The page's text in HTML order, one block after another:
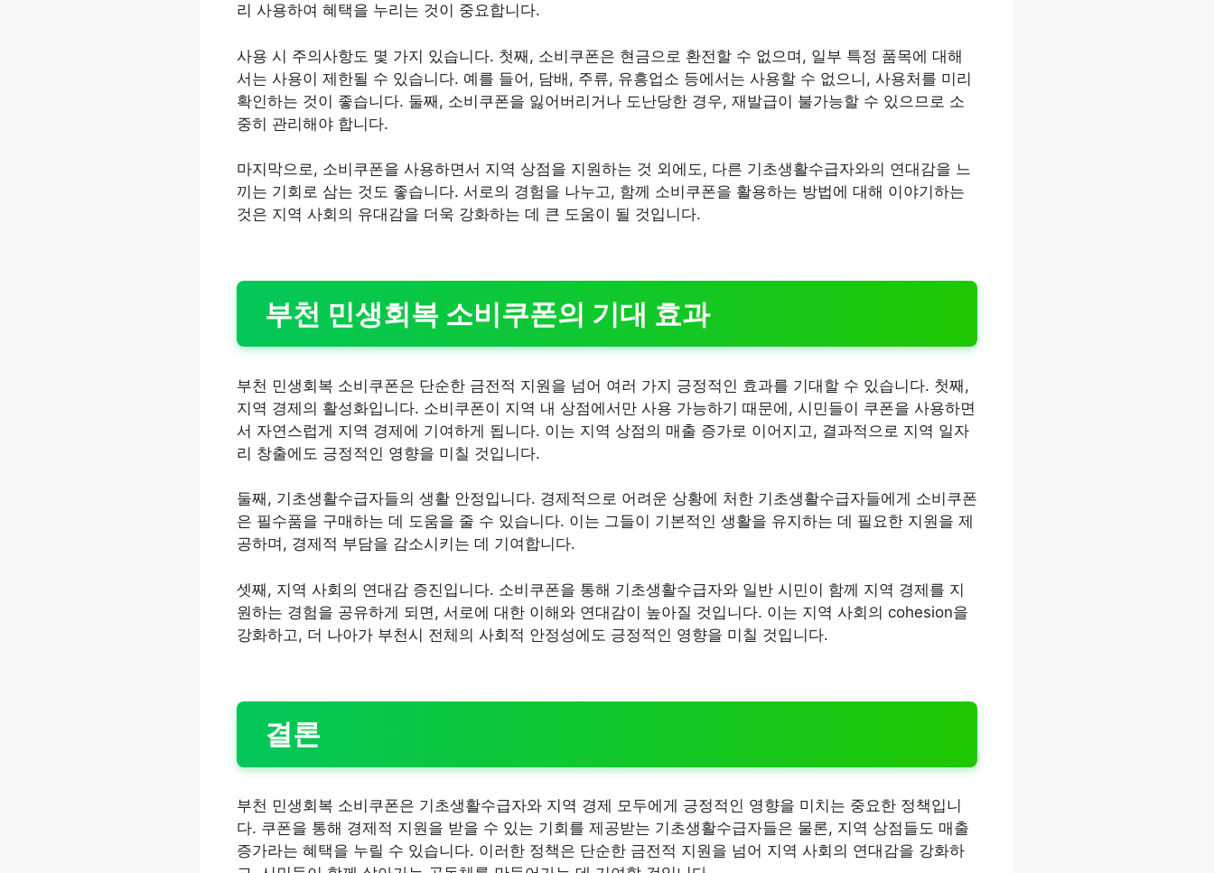
리 사용하여 혜택을 누리는 것이 중요합니다.
사용 시 주의사항도 몇 가지 있습니다. 첫째, 소비쿠폰은 현금으로 환전할 수 없으며, 일부 특정 품목에 대해
서는 사용이 제한될 수 있습니다. 예를 들어, 담배, 주류, 유흥업소 등에서는 사용할 수 없으니, 사용처를 미리
확인하는 것이 좋습니다. 둘째, 소비쿠폰을 잃어버리거나 도난당한 경우, 재발급이 불가능할 수 있으므로 소
중히 관리해야 합니다.
마지막으로, 소비쿠폰을 사용하면서 지역 상점을 지원하는 것 외에도, 다른 기초생활수급자와의 연대감을 느
끼는 기회로 삼는 것도 좋습니다. 서로의 경험을 나누고, 함께 소비쿠폰을 활용하는 방법에 대해 이야기하는
것은 지역 사회의 유대감을 더욱 강화하는 데 큰 도움이 될 것입니다.
부천 민생회복 소비쿠폰의 기대 효과
부천 민생회복 소비쿠폰은 단순한 금전적 지원을 넘어 여러 가지 긍정적인 효과를 기대할 수 있습니다. 첫째,
지역 경제의 활성화입니다. 소비쿠폰이 지역 내 상점에서만 사용 가능하기 때문에, 시민들이 쿠폰을 사용하면
서 자연스럽게 지역 경제에 기여하게 됩니다. 이는 지역 상점의 매출 증가로 이어지고, 결과적으로 지역 일자
리 창출에도 긍정적인 영향을 미칠 것입니다.
둘째, 기초생활수급자들의 생활 안정입니다. 경제적으로 어려운 상황에 처한 기초생활수급자들에게 소비쿠폰
은 필수품을 구매하는 데 도움을 줄 수 있습니다. 이는 그들이 기본적인 생활을 유지하는 데 필요한 지원을 제
공하며, 경제적 부담을 감소시키는 데 기여합니다.
셋째, 지역 사회의 연대감 증진입니다. 소비쿠폰을 통해 기초생활수급자와 일반 시민이 함께 지역 경제를 지
원하는 경험을 공유하게 되면, 서로에 대한 이해와 연대감이 높아질 것입니다. 이는 지역 사회의 cohesion을
강화하고, 더 나아가 부천시 전체의 사회적 안정성에도 긍정적인 영향을 미칠 것입니다.
결론
부천 민생회복 소비쿠폰은 기초생활수급자와 지역 경제 모두에게 긍정적인 영향을 미치는 중요한 정책입니
다. 쿠폰을 통해 경제적 지원을 받을 수 있는 기회를 제공받는 기초생활수급자들은 물론, 지역 상점들도 매출
증가라는 혜택을 누릴 수 있습니다. 이러한 정책은 단순한 금전적 지원을 넘어 지역 사회의 연대감을 강화하